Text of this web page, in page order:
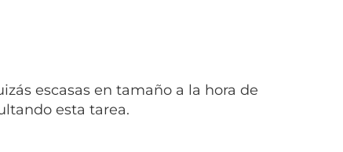
escasas en tamaño a la hora de
esta tarea.